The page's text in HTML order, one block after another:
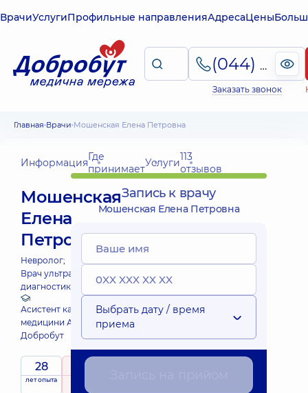
ВрачиУслугиПрофильные направленияАдресаЦены
(044) 495-2-888
Заказать звонок
Главная Врачи Мошенская Елена Петровна
ИнформацияГде
принимаетУслуги113
отзывов
Мошенская
Елена
Петровна
Невролог;
Врач ультразвуковой
диагностики;
Асистент кафедри загальної
медицини Академії
Добробут
28
лет опыта
113 отзывов
Запись к врачу
Мошенская Елена Петровна
Выбрать дату / время
приема